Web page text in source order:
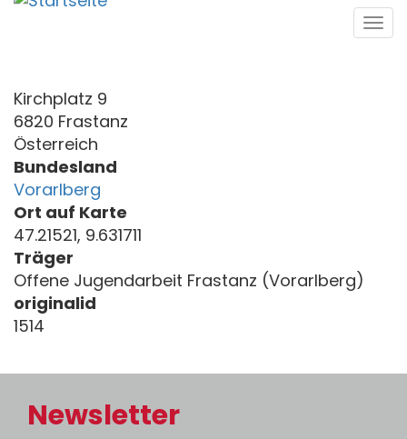
Direkt
Kirchplatz 9
6820 Frastanz
Österreich
Bundesland
Vorarlberg
Ort auf Karte
47.21521, 9.631711
Träger
Offene Jugendarbeit Frastanz (Vorarlberg)
originalid
1514
Newsletter